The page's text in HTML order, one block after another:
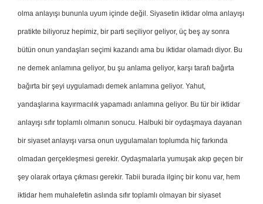
olma anlayışı bununla uyum içinde değil. Siyasetin iktidar olma anlayışı
pratikte biliyoruz hepimiz, bir parti seçiliyor geliyor, üç beş ay sonra
bütün onun yandaşları seçimi kazandı ama bu iktidar olamadı diyor. Bu
ne demek anlamına geliyor, bu şu anlama geliyor, karşı tarafı bağırta
bağırta bir şeyi uygulamadı demek anlamına geliyor. Yahut,
yandaşlarına kayırmacılık yapamadı anlamına geliyor. Bu tür bir iktidar
anlayışı sıfır toplamlı olmanın sonucu. Halbuki bir oydaşmaya dayanan
bir siyaset anlayışı varsa onun uygulamaları toplumda hiç farkında
olmadan gerçekleşmesi gerekir. Oydaşmalarla yumuşak akıp geçen bir
şey olarak ortaya çıkması gerekir. Tabii burada ilginç bir konu var, hem
iktidar hem muhalefetin aslında sıfır toplamlı olmayan bir siyaset